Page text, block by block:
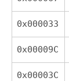
0x000033
0x00009C
0x00003C